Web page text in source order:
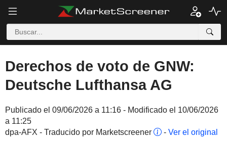
Derechos de voto de GNW:
Deutsche Lufthansa AG
Publicado el 09/06/2026 a 11:16 - Modificado el 10/06/2026
a 11:25
dpa-AFX - Traducido por Marketscreener
- Ver el original